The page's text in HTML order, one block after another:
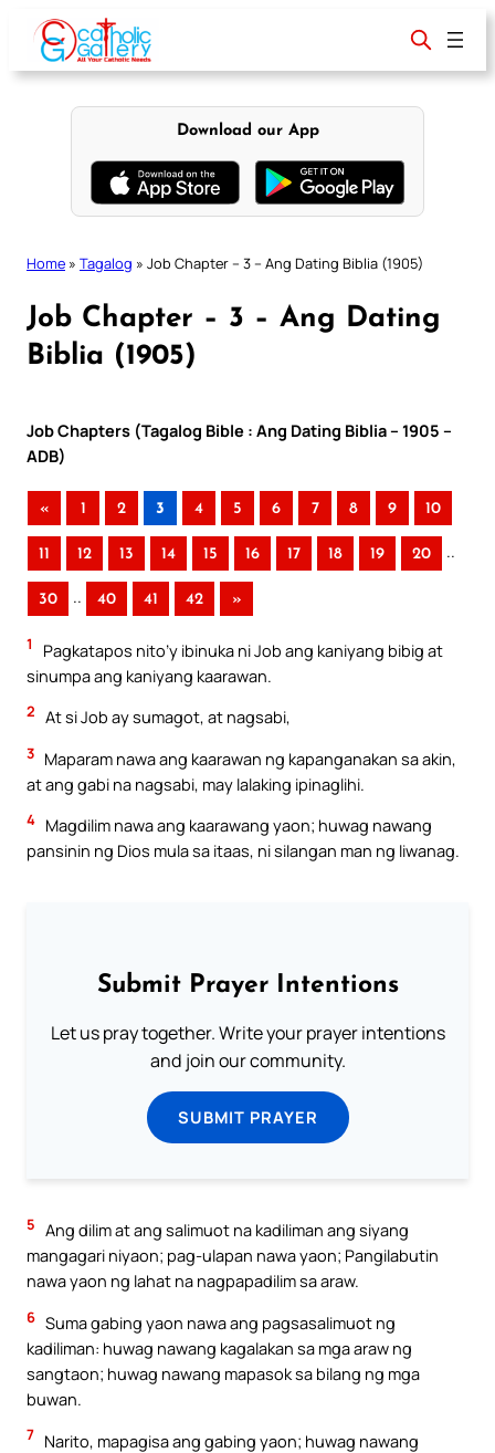
content
Download our App
Home » Tagalog » Job Chapter – 3 – Ang Dating Biblia (1905)
Job Chapter – 3 – Ang Dating
Biblia (1905)
Job Chapters (Tagalog Bible : Ang Dating Biblia – 1905 –
ADB)
« 1 2 3 4 5 6 7 8 9 10
11 12 13 14 15 16 17 18 19 20 ..
30 .. 40 41 42 »
1
Pagkatapos nito’y ibinuka ni Job ang kaniyang bibig at
sinumpa ang kaniyang kaarawan.
2 At si Job ay sumagot, at nagsabi,
3 Maparam nawa ang kaarawan ng kapanganakan sa akin,
at ang gabi na nagsabi, may lalaking ipinaglihi.
4 Magdilim nawa ang kaarawang yaon; huwag nawang
pansinin ng Dios mula sa itaas, ni silangan man ng liwanag.
Submit Prayer Intentions
Let us pray together. Write your prayer intentions
and join our community.
SUBMIT PRAYER
5 Ang dilim at ang salimuot na kadiliman ang siyang
mangagari niyaon; pag-ulapan nawa yaon; Pangilabutin
nawa yaon ng lahat na nagpapadilim sa araw.
6 Suma gabing yaon nawa ang pagsasalimuot ng
kadiliman: huwag nawang kagalakan sa mga araw ng
sangtaon; huwag nawang mapasok sa bilang ng mga
buwan.
7 Narito, mapagisa ang gabing yaon; huwag nawang